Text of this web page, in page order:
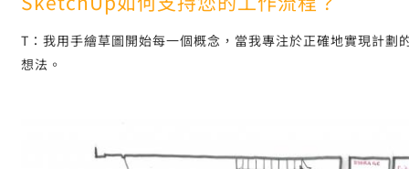
T：我用手繪草圖開始每一個概念，當我專注於正確地實現計
想法。